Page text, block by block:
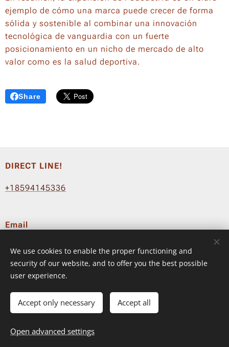
ejemplo de cómo una marca puede crecer de forma
sólida y sostenible al combinar una innovación
tecnológica de vanguardia con un fuerte
posicionamiento en un nicho de mercado de alto
valor como es la salud deportiva.
Share
DIRECT LINE!
+18594145336
Email
Terms & Conditions–Privacy Policy
© 2024 FLUYE RADIO ™
Español
We use cookies to enable the proper functioning and
security of our website, and to offer you the best possible
user experience.
Accept only necessary Accept all
Open advanced settings